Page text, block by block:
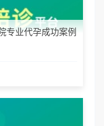
专业代孕成功案例